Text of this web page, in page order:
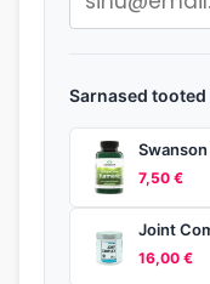
Sarnased
7,50 €
Joint
16,00 €